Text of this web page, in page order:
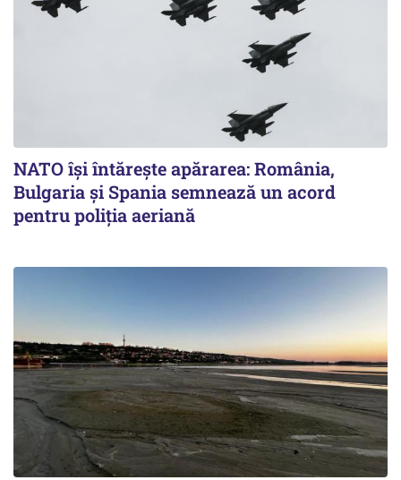
NATO își întărește apărarea: România,
Bulgaria și Spania semnează un acord
pentru poliția aeriană